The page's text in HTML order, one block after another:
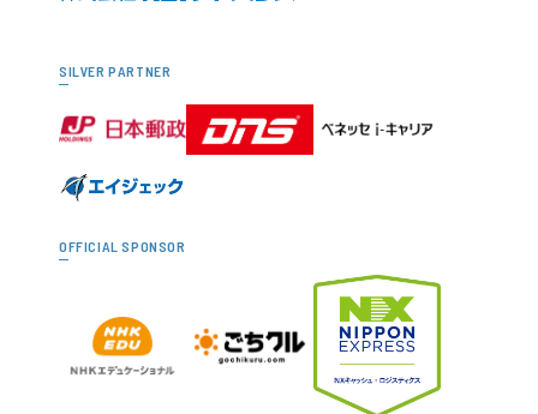
SILVER PARTNER
OFFICIAL SPONSOR